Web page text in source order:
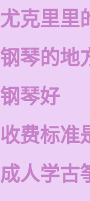
克里里
琴的地
琴好
费标准
人学古